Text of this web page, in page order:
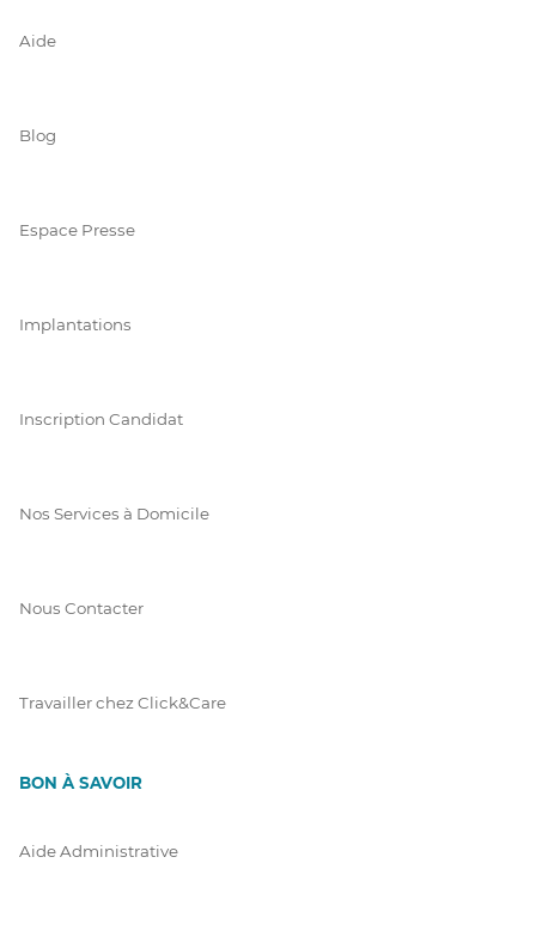
Aide
Blog
Espace Presse
Implantations
Inscription Candidat
Nos Services à Domicile
Nous Contacter
Travailler chez Click&Care
BON À SAVOIR
Aide Administrative